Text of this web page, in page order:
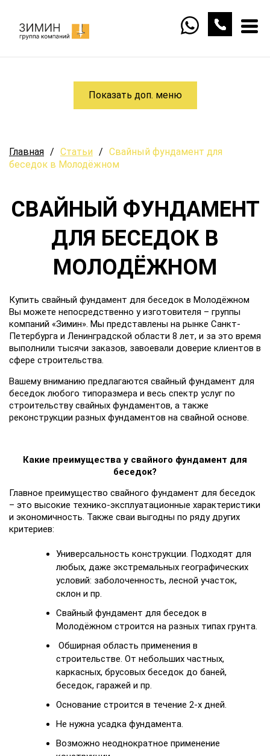
Показать доп. меню
Главная / Статьи / Свайный фундамент для
беседок в Молодёжном
СВАЙНЫЙ ФУНДАМЕНТ
ДЛЯ БЕСЕДОК В
МОЛОДЁЖНОМ
Купить свайный фундамент для беседок в Молодёжном
Вы можете непосредственно у изготовителя – группы
компаний «Зимин». Мы представлены на рынке Санкт-
Петербурга и Ленинградской области 8 лет, и за это время
выполнили тысячи заказов, завоевали доверие клиентов в
сфере строительства.
Вашему вниманию предлагаются свайный фундамент для
беседок любого типоразмера и весь спектр услуг по
строительству свайных фундаментов, а также
реконструкции разных фундаментов на свайной основе.
Какие преимущества у свайного фундамент для
беседок?
Главное преимущество свайного фундамент для беседок
– это высокие технико-эксплуатационные характеристики
и экономичность. Также сваи выгодны по ряду других
критериев:
Универсальность конструкции. Подходят для
любых, даже экстремальных географических
условий: заболоченность, лесной участок,
склон и пр.
Свайный фундамент для беседок в
Молодёжном строится на разных типах грунта.
Обширная область применения в
строительстве. От небольших частных,
каркасных, брусовых беседок до баней,
беседок, гаражей и пр.
Основание строится в течение 2-х дней.
Не нужна усадка фундамента.
Возможно неоднократное применение